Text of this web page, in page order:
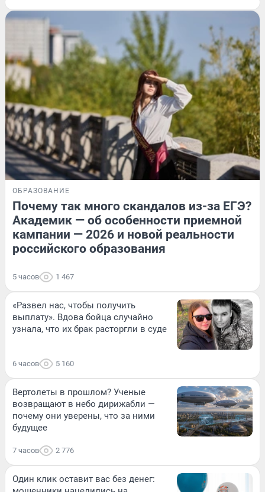
ОБРАЗОВАНИЕ
Почему так много скандалов из-за ЕГЭ?
Академик — об особенности приемной
кампании — 2026 и новой реальности
российского образования
5 часов 1 467
«Развел нас, чтобы получить
выплату». Вдова бойца случайно
узнала, что их брак расторгли в суде
6 часов 5 160
Вертолеты в прошлом? Ученые
возвращают в небо дирижабли —
почему они уверены, что за ними
будущее
7 часов 2 776
Один клик оставит вас без денег: